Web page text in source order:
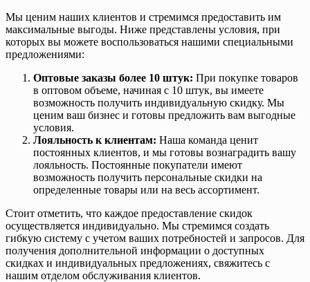
Мы ценим наших клиентов и стремимся предоставить им
максимальные выгоды. Ниже представлены условия, при
которых вы можете воспользоваться нашими специальными
предложениями:
Оптовые заказы более 10 штук: При покупке товаров
в оптовом объеме, начиная с 10 штук, вы имеете
возможность получить индивидуальную скидку. Мы
ценим ваш бизнес и готовы предложить вам выгодные
условия.
Лояльность к клиентам: Наша команда ценит
постоянных клиентов, и мы готовы вознаградить вашу
лояльность. Постоянные покупатели имеют
возможность получить персональные скидки на
определенные товары или на весь ассортимент.
Стоит отметить, что каждое предоставление скидок
осуществляется индивидуально. Мы стремимся создать
гибкую систему с учетом ваших потребностей и запросов. Для
получения дополнительной информации о доступных
скидках и индивидуальных предложениях, свяжитесь с
нашим отделом обслуживания клиентов.